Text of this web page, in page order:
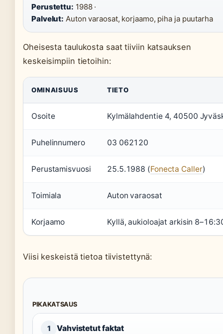
Perustettu: 1988 ·
Palvelut: Auton varaosat, korjaamo, piha ja puutarha
Oheisesta taulukosta saat tiiviin katsauksen
keskeisimpiin tietoihin:
OMINAISUUS TIETO
Osoite Kylmälahdentie 4, 40500
Puhelinnumero 03 062120
Perustamisvuosi 25.5.1988 (Fonecta Caller)
Toimiala Auton varaosat
Korjaamo Kyllä, aukioloajat arkisin
Viisi keskeistä tietoa tiivistettynä:
PIKAKATSAUS
1 Vahvistetut faktat